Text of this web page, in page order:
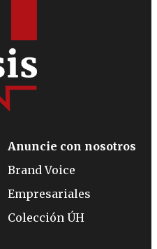
Anuncie con nosotros
Brand Voice
Empresariales
Colección ÚH